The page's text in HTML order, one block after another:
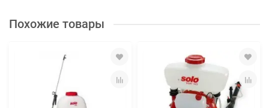
Похожие товары